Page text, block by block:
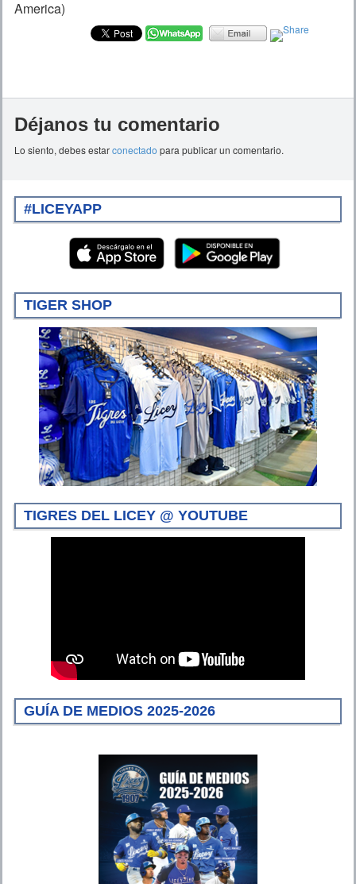
America)
Déjanos tu comentario
Lo siento, debes estarconectado para publicar un comentario.
#LICEYAPP
TIGER SHOP
TIGRES DEL LICEY @ YOUTUBE
GUÍA DE MEDIOS 2025-2026